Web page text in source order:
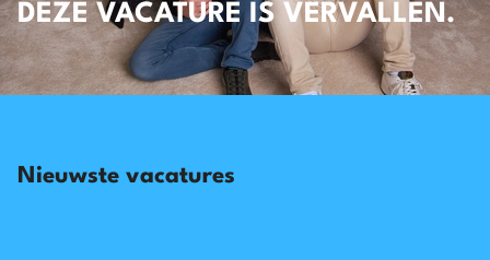
DEZE VACATURE IS VERVALLEN.
Nieuwste vacatures